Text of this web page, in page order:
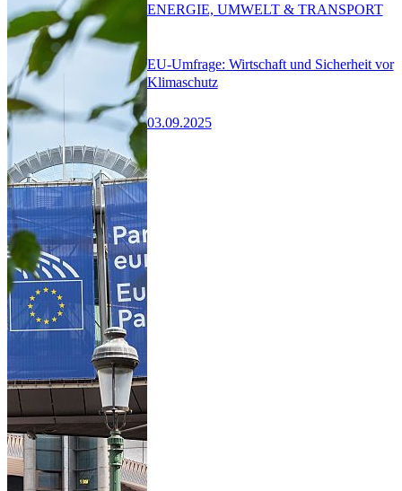
EU-Umfrage: Wirtschaft und Sicherheit vor
Klimaschutz
03.09.2025
ENERGIE, UMWELT & TRANSPORT